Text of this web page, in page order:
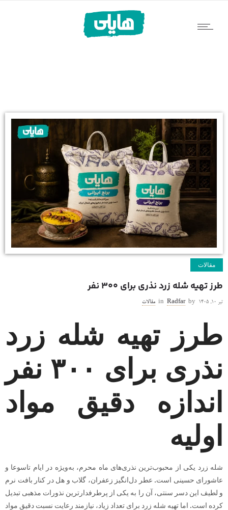
مقالات
طرز تهیه شله زرد نذری برای ۳۰۰ نفر
تیر ۱۰, ۱۴۰۵ by
Radfar
in مقالات
طرز تهیه شله زرد
نذری برای ۳۰۰ نفر
اندازه دقیق مواد
اولیه
شله زرد یکی از محبوب‌ترین نذری‌های ماه محرم، به‌ویژه در ایام تاسوعا و
عاشورای حسینی است. عطر دل‌انگیز زعفران، گلاب و هل در کنار بافت نرم
و لطیف این دسر سنتی، آن را به یکی از پرطرفدارترین نذورات مذهبی تبدیل
کرده است. اما تهیه شله زرد برای تعداد زیاد، نیازمند رعایت نسبت دقیق مواد